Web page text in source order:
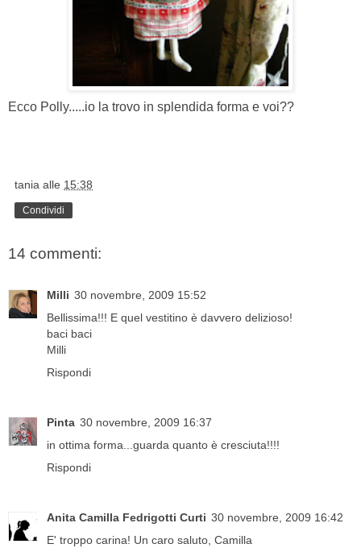
Ecco Polly.....io la trovo in splendida forma e voi??
tania alle 15:38
Condividi
14 commenti:
Milli 30 novembre, 2009 15:52
Bellissima!!! E quel vestitino è davvero delizioso!
baci baci
Milli
Rispondi
Pinta 30 novembre, 2009 16:37
in ottima forma...guarda quanto è cresciuta!!!!
Rispondi
Anita Camilla Fedrigotti Curti 30 novembre, 2009 16:42
E' troppo carina! Un caro saluto, Camilla